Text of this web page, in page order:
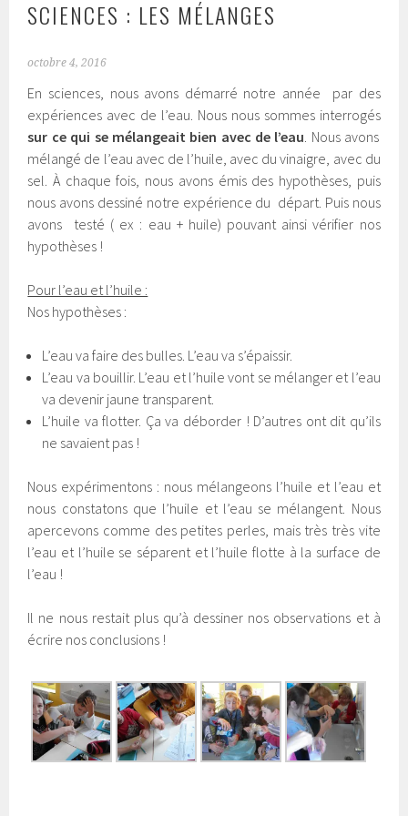
SCIENCES : LES MÉLANGES
octobre 4, 2016
En sciences, nous avons démarré notre année par des
expériences avec de l’eau. Nous nous sommes interrogés
sur ce qui se mélangeait bien avec de l’eau. Nous avons
mélangé de l’eau avec de l’huile, avec du vinaigre, avec du
sel. À chaque fois, nous avons émis des hypothèses, puis
nous avons dessiné notre expérience du départ. Puis nous
avons testé ( ex : eau + huile) pouvant ainsi vérifier nos
hypothèses !
Pour l’eau et l’huile :
Nos hypothèses :
L’eau va faire des bulles. L’eau va s’épaissir.
L’eau va bouillir. L’eau et l’huile vont se mélanger et l’eau
va devenir jaune transparent.
L’huile va flotter. Ça va déborder ! D’autres ont dit qu’ils
ne savaient pas !
Nous expérimentons : nous mélangeons l’huile et l’eau et
nous constatons que l’huile et l’eau se mélangent. Nous
apercevons comme des petites perles, mais très très vite
l’eau et l’huile se séparent et l’huile flotte à la surface de
l’eau !
Il ne nous restait plus qu’à dessiner nos observations et à
écrire nos conclusions !